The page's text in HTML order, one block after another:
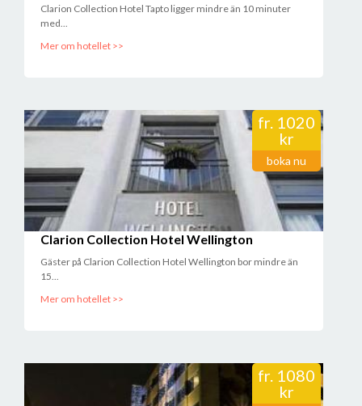
Clarion Collection Hotel Tapto ligger mindre än 10 minuter
med...
Mer om hotellet >>
fr. 1020
kr
boka nu
Clarion Collection Hotel Wellington
Gäster på Clarion Collection Hotel Wellington bor mindre än
15...
Mer om hotellet >>
fr. 1080
kr